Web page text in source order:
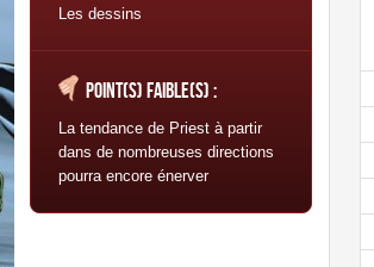
Les dessins
Point(s) faible(s) :
La tendance de Priest à partir
dans de nombreuses directions
pourra encore énerver